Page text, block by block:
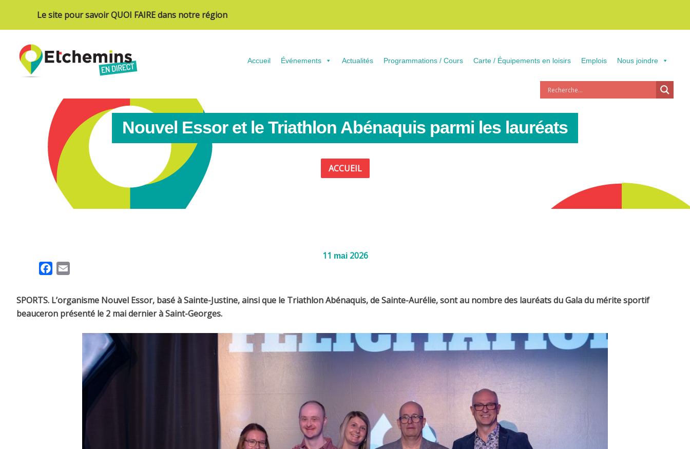
Le site pour savoir QUOI FAIRE dans notre région
Accueil Événements Actualités Programmations / Cours Carte / Équipements en loisirs Emplois Nous joindre
Nouvel Essor et le Triathlon Abénaquis parmi les lauréats
ACCUEIL
11 mai 2026
e
b
i
l
SPORTS. L’organisme Nouvel Essor, basé à Sainte-Justine, ainsi que le Triathlon Abénaquis, de Sainte-Aurélie, sont au nombre des lauréats du Gala du mérite sportif
beauceron présenté le 2 mai dernier à Saint-Georges.